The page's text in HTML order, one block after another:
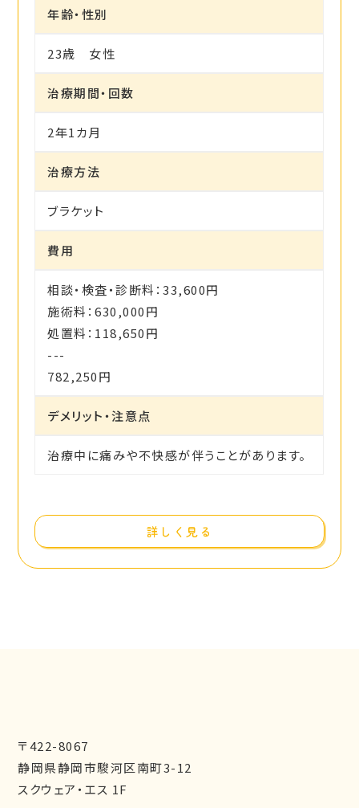
年齢・性別
23歳 女性
治療期間・回数
2年1カ月
治療方法
ブラケット
費用
相談・検査・診断料：33,600円
施術料：630,000円
処置料：118,650円
---
782,250円
デメリット・注意点
治療中に痛みや不快感が伴うことがあります。
詳しく見る
〒422-8067
静岡県静岡市駿河区南町3-12
スクウェア・エス 1F